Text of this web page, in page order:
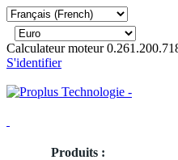
Calculateur moteur
S'identifier
Produits :